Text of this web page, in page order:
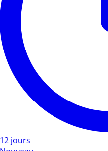
12 jours